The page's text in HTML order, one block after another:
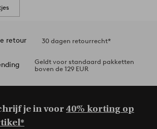
retour 30 dagen retourrecht*
Geldt voor standaard pakketten
boven de 129 EUR
je in voor40% korting op